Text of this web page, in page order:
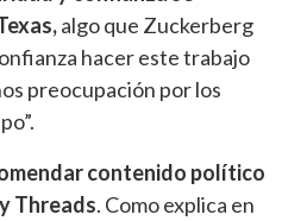
algo que Zuckerberg
hacer este trabajo
preocupación por los
contenido político
Threads. Como explica en